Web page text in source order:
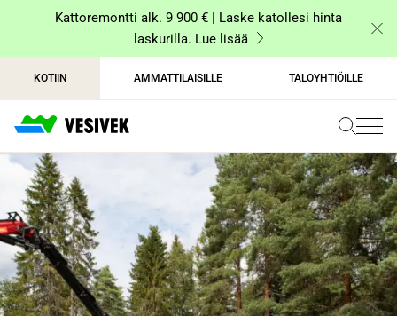
sisältöönKattoremontti alk. 9 900 € | Laske katollesi hinta
laskurilla. Lue lisää
KOTIIN AMMATTILAISILLE TALOYHTIÖILLE